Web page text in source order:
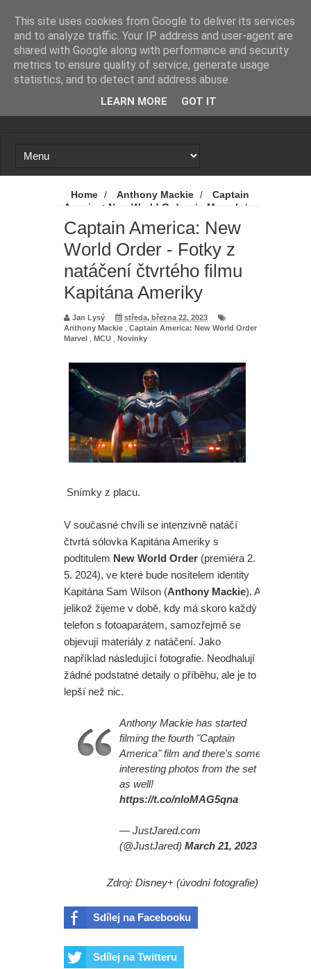
Loading...
Home / Anthony Mackie /
Captain
America: New World Order
/ Marvel
/
MCU
/ Novinky
Captain America:
New World Order - Fotky z natáčení čtvrtého
filmu Kapitána Ameriky
Captain America: New
World Order - Fotky z
natáčení čtvrtého filmu
Kapitána Ameriky
Jan Lysý
středa, března 22, 2023
Anthony Mackie
Captain America: New World Order
Marvel
MCU Novinky
Snímky z placu.
V současné chvíli se intenzivně natáčí
čtvrtá sólovka Kapitána Ameriky s
podtitulem New World Order (premiéra 2.
5. 2024), ve které bude nositelem identity
Kapitána Sam Wilson (Anthony Mackie). A
jelikož žijeme v době, kdy má skoro každý
telefon s fotoaparátem, samozřejmě se
objevují materiály z natáčení. Jako
například následující fotografie. Neodhalují
žádné podstatné detaily o příběhu, ale je to
lepší než nic.
Anthony Mackie has started
filming the fourth "Captain
America" film and there's some
interesting photos from the set
as well!
https://t.co/nloMAG5qna
— JustJared.com
(@JustJared) March 21, 2023
Zdroj: Disney+ (úvodní fotografie)
Sdílej na Facebooku
Sdílej na Twitteru
This site uses cookies from Google to deliver its services
and to analyze traffic. Your IP address and user-agent are
shared with Google along with performance and security
metrics to ensure quality of service, generate usage
statistics, and to detect and address abuse.
LEARN MORE GOT IT